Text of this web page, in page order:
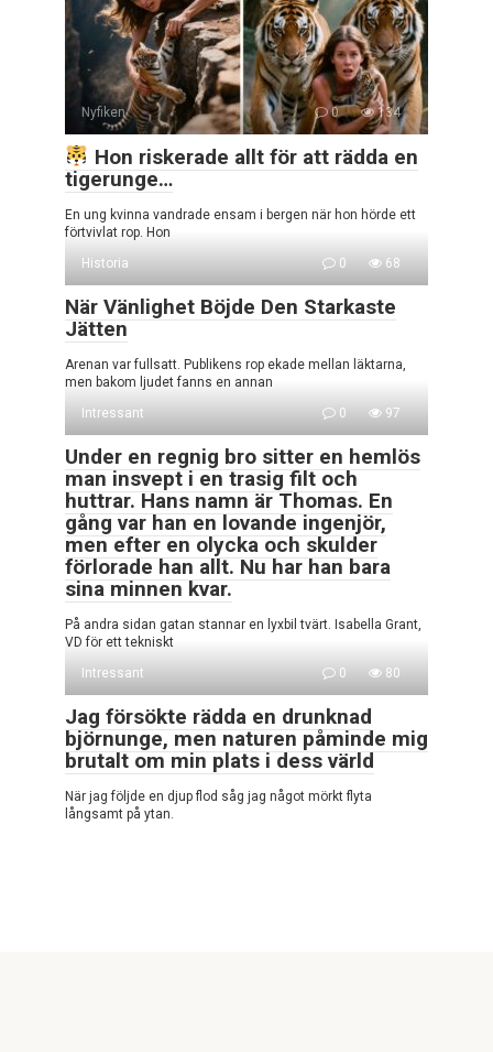
Nyfiken 0 134
Hon riskerade allt för att rädda en
tigerunge…
En ung kvinna vandrade ensam i bergen när hon hörde ett
förtvivlat rop. Hon
Historia
0 68
När Vänlighet Böjde Den Starkaste
Jätten
Arenan var fullsatt. Publikens rop ekade mellan läktarna,
men bakom ljudet fanns en annan
Intressant
0 97
Under en regnig bro sitter en hemlös
man insvept i en trasig filt och
huttrar. Hans namn är Thomas. En
gång var han en lovande ingenjör,
men efter en olycka och skulder
förlorade han allt. Nu har han bara
sina minnen kvar.
På andra sidan gatan stannar en lyxbil tvärt. Isabella Grant,
VD för ett tekniskt
Intressant
0 80
Jag försökte rädda en drunknad
björnunge, men naturen påminde mig
brutalt om min plats i dess värld
När jag följde en djup flod såg jag något mörkt flyta
långsamt på ytan.